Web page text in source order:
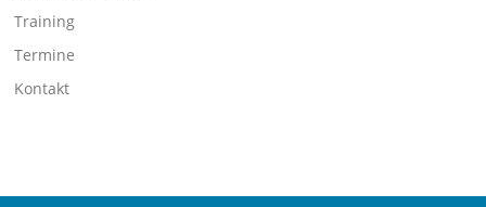
Training
Termine
Kontakt